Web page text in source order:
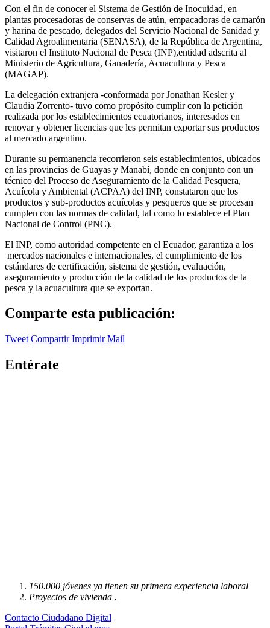
Con el fin de conocer el Sistema de Gestión de Inocuidad, en
plantas procesadoras de conservas de atún, empacadoras de camarón
y harina de pescado, delegados del Servicio Nacional de Sanidad y
Calidad Agroalimentaria (SENASA), de la República de Argentina,
visitaron el Instituto Nacional de Pesca (INP),entidad adscrita al
Ministerio de Agricultura, Ganadería, Acuacultura y Pesca
(MAGAP).
La delegación extranjera -conformada por Jonathan Kesler y
Claudia Zorrento- tuvo como propósito cumplir con la petición
realizada por los establecimientos ecuatorianos, interesados en
renovar y obtener licencias que les permitan exportar sus productos
al mercado argentino.
Durante su permanencia recorrieron seis establecimientos, ubicados
en las provincias de Guayas y Manabí, donde en conjunto con un
técnico del Proceso de Aseguramiento de la Calidad Pesquera,
Acuícola y Ambiental (ACPAA) del INP, constataron que los
productos y sub-productos acuícolas y pesqueros que se procesan
cumplen con las normas de calidad, tal como lo establece el Plan
Nacional de Control (PNC).
El INP, como autoridad competente en el Ecuador, garantiza a los
mercados nacionales e internacionales, el cumplimiento de los
estándares de certificación, sistema de gestión, evaluación,
aseguramiento y producción de la calidad de los productos de la
pesca y la acuacultura que se exportan.
Comparte esta publicación:
Tweet Compartir Imprimir Mail
Entérate
150.000 jóvenes ya tienen su primera experiencia laboral
Proyectos de vivienda .
Contacto Ciudadano Digital